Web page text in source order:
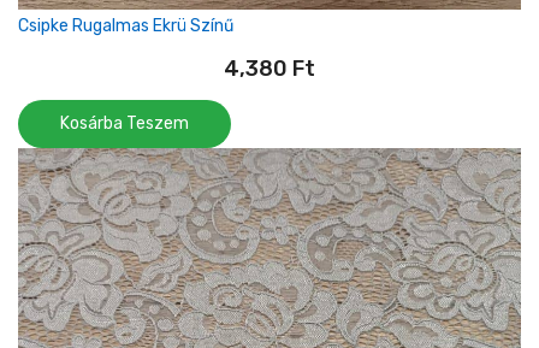
Csipke Rugalmas Ekrü Színű
4,380 Ft
Kosárba Teszem